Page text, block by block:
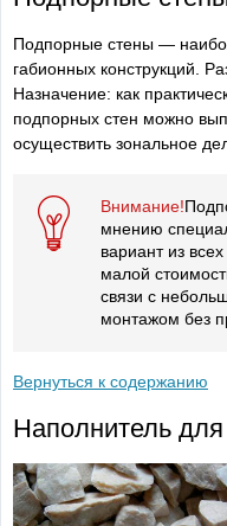
Подпорные стены —
габионных конструкций.
Назначение: как
подпорных стен можно
осуществить зональное
Внимание!
мнению
вариант из
малой
связи с
монтажом без
Вернуться к содержанию
Наполнитель для